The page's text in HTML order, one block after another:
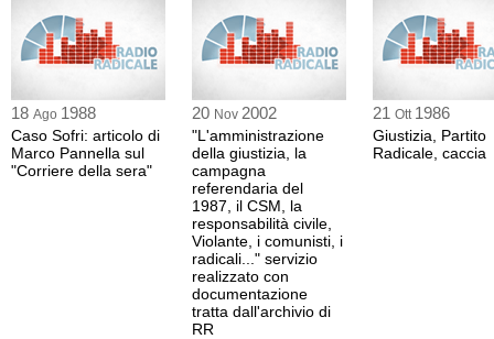
18 Ago 1988
Caso Sofri: articolo di
Marco Pannella sul
"Corriere della sera"
20 Nov 2002
"L'amministrazione
della giustizia, la
campagna
referendaria del
1987, il CSM, la
responsabilità civile,
Violante, i comunisti, i
radicali..." servizio
realizzato con
documentazione
tratta dall'archivio di
RR
21 Ott 1986
Giustizia, Partito
Radicale, caccia